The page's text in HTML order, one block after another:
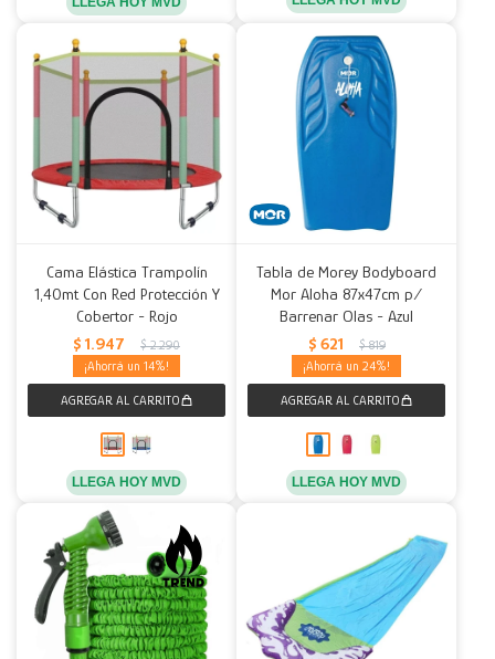
Cama Elástica Trampolín
1,40mt Con Red Protección Y
Cobertor - Rojo
$ 1.947 $ 2.290
14
LLEGA HOY MVD
Tabla de Morey Bodyboard
Mor Aloha 87x47cm p/
Barrenar Olas - Azul
$ 621 $ 819
24
LLEGA HOY MVD